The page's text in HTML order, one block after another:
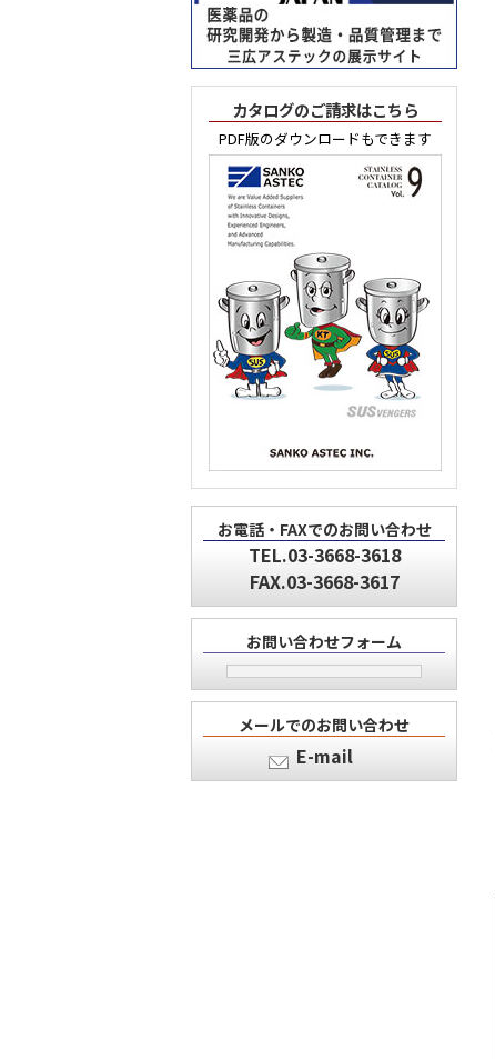
カタログのご請求はこちら
PDF版のダウンロードもできます
お電話・FAXでのお問い合わせ
TEL.03-3668-3618
FAX.03-3668-3617
お問い合わせフォーム
メールでのお問い合わせ
E-mail